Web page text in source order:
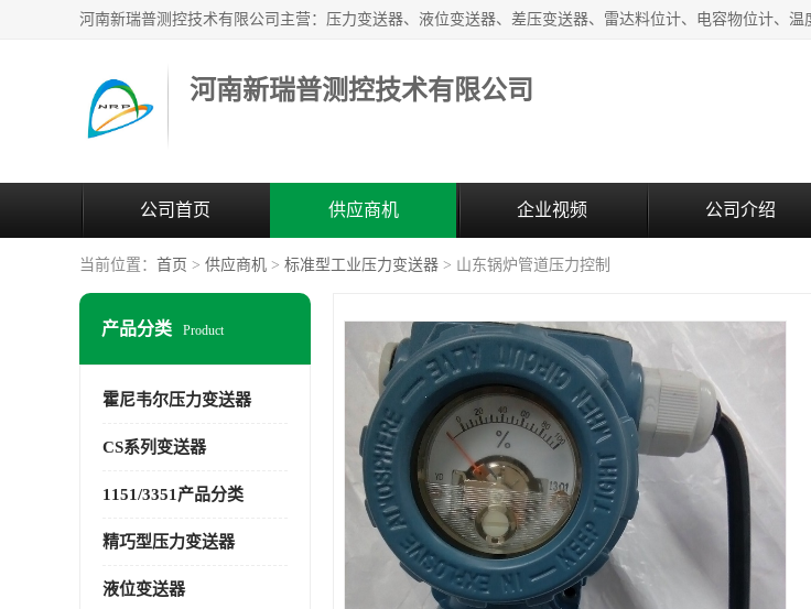
河南新瑞普测控技术有限公司
公司首页 供应商机 企业视频 公司介绍
当前位置： 首页 > 供应商机 > 标准型工业压力变送器 > 山东锅炉管道压力控制
产品分类 Product
霍尼韦尔压力变送器
CS系列变送器
1151/3351产品分类
精巧型压力变送器
液位变送器